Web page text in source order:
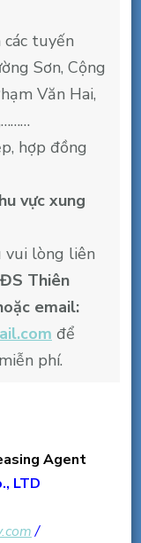
tuyến
Sơn, Cộng
Văn Hai,
hợp đồng
vực xung
vui lòng liên
Thiên
email:
để
phí.
Agent
LTD
com/